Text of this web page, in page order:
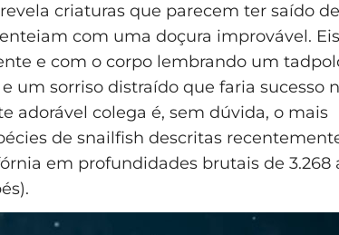
criaturas que parecem ter saído
com uma doçura improvável.
e com o corpo lembrando um
um sorriso distraído que faria sucesso
adorável colega é, sem dúvida, o mais
de snailfish descritas
em profundidades brutais de 3.268